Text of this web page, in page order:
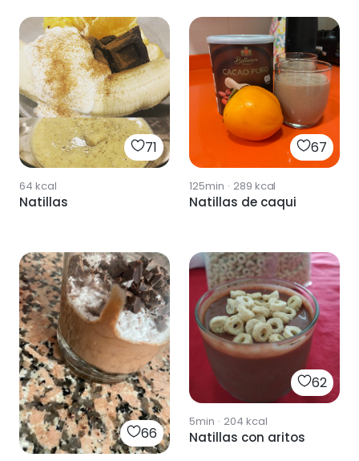
71
64 kcal
Natillas
67
125min · 289 kcal
Natillas de caqui
66
62
5min · 204 kcal
Natillas con aritos